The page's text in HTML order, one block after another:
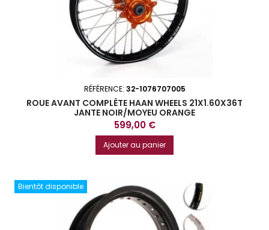
RÉFÉRENCE: 32-1076707005
ROUE AVANT COMPLÈTE HAAN WHEELS 21X1.60X36T
JANTE NOIR/MOYEU ORANGE
Prix
599,00 €
Ajouter au panier
Bientôt disponible